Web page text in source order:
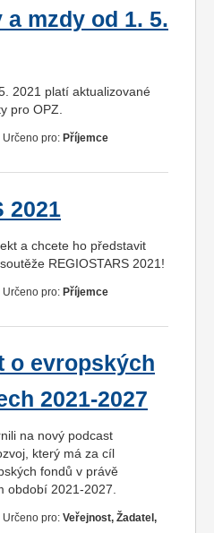
mzdy od 1. 5.
2021 platí aktualizované
pro OPZ.
Určeno pro: Příjemce
2021
a chcete ho představit
REGIOSTARS 2021!
Určeno pro: Příjemce
o evropských
2021-2027
na nový podcast
který má za cíl
fondů v právě
období 2021-2027.
Určeno pro: Veřejnost, Žadatel,